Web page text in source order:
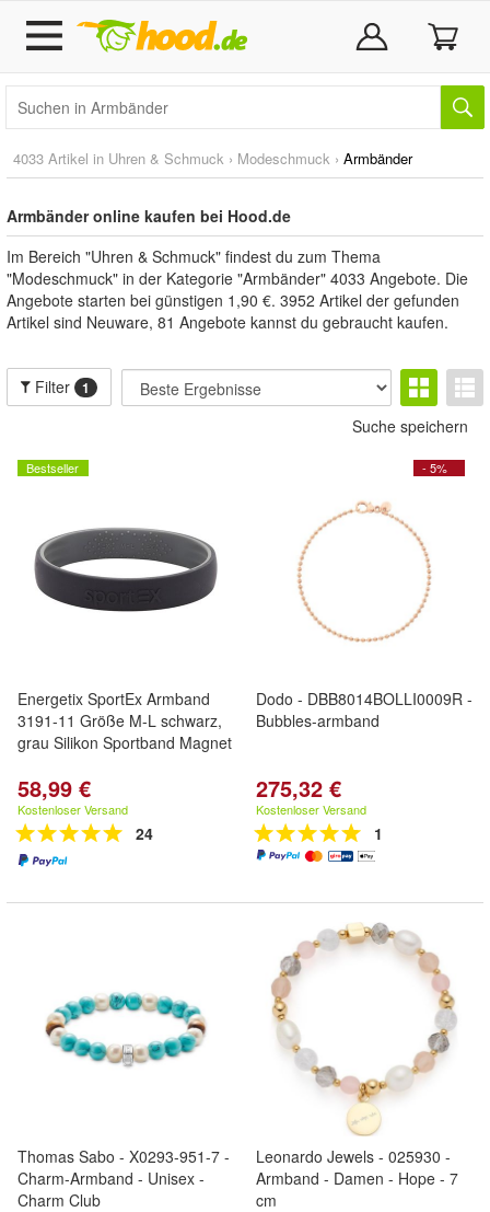
4033 Artikel in Uhren & Schmuck › Modeschmuck › Armbänder
Armbänder online kaufen bei Hood.de
Im Bereich "Uhren & Schmuck" findest du zum Thema
"Modeschmuck" in der Kategorie "Armbänder" 4033 Angebote. Die
Angebote starten bei günstigen 1,90 €. 3952 Artikel der gefunden
Artikel sind Neuware, 81 Angebote kannst du gebraucht kaufen.
Filter 1
Suche speichern
Bestseller
Energetix SportEx Armband
3191-11 Größe M-L schwarz,
grau Silikon Sportband Magnet
58,99 €
Kostenloser Versand
24
- 5%
Dodo - DBB8014BOLLI0009R -
Bubbles-armband
275,32 €
Kostenloser Versand
1
Thomas Sabo - X0293-951-7 -
Charm-Armband - Unisex -
Charm Club
Leonardo Jewels - 025930 -
Armband - Damen - Hope - 7
cm